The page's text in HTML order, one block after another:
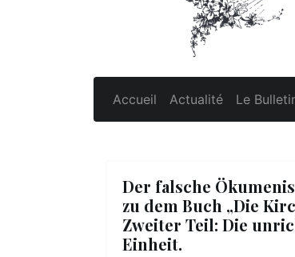
Accueil Actualité Le
Der falsche
zu dem Buch „Die
Zweiter Teil: Die
Einheit.